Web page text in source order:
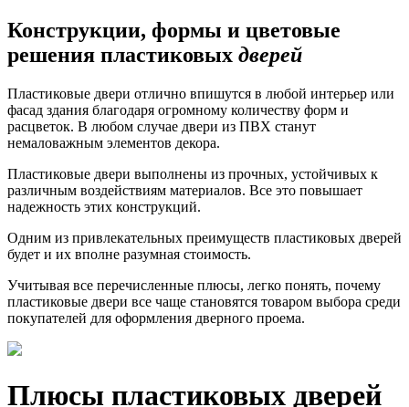
Конструкции, формы и цветовые
решения пластиковых дверей
Пластиковые двери отлично впишутся в любой интерьер или
фасад здания благодаря огромному количеству форм и
расцветок. В любом случае двери из ПВХ станут
немаловажным элементов декора.
Пластиковые двери выполнены из прочных, устойчивых к
различным воздействиям материалов. Все это повышает
надежность этих конструкций.
Одним из привлекательных преимуществ пластиковых дверей
будет и их вполне разумная стоимость.
Учитывая все перечисленные плюсы, легко понять, почему
пластиковые двери все чаще становятся товаром выбора среди
покупателей для оформления дверного проема.
Плюсы пластиковых дверей